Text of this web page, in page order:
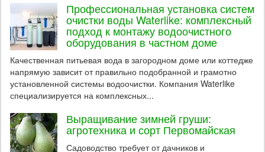
Профессиональная установка систем
очистки воды Waterlike: комплексный
подход к монтажу водоочистного
оборудования в частном доме
Качественная питьевая вода в загородном доме или коттедже
напрямую зависит от правильно подобранной и грамотно
установленной системы водоочистки. Компания Waterlike
специализируется на комплексных...
Выращивание зимней груши:
агротехника и сорт Первомайская
Садоводство требует от дачников и